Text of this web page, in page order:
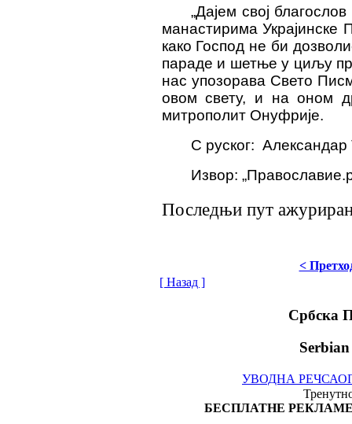
„Дајем свој
манастирима Украјинске
како Господ не би
параде и шетње у циљу
нас упозорава Свето
овом свету, и на оном
митрополит Онуфрије.
С руског:
Извор: „
Последњи пут
<
[ Назад ]
Србска
УВОДНА РЕЧ
БЕСПЛАТНЕ